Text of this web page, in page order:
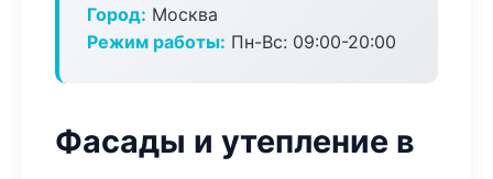
Город: Москва
Режим работы: Пн-Вс: 09:00-20:00
Фасады и утепление в